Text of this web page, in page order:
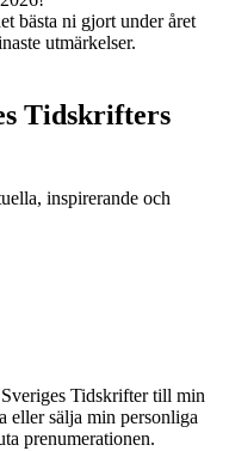
bästa ni gjort under året
utmärkelser.
Tidskrifters
inspirerande och
Tidskrifter till min
eller sälja min personliga
prenumerationen.